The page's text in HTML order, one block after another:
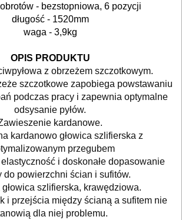
- bezstopniowa, 6 pozycji
długość - 1520mm
waga - 3,9kg
OPIS PRODUKTU
z obrzeżem szczotkowym.
szczotkowe zapobiega powstawaniu
podczas pracy i zapewnia optymalne
odsysanie pyłów.
kardanowe.
kardanowo głowica szlifierska z
przegubem
i doskonałe dopasowanie
do powierzchni ścian i sufitów.
szlifierska, krawędziowa.
i przejścia między ścianą a sufitem nie
dla niej problemu.